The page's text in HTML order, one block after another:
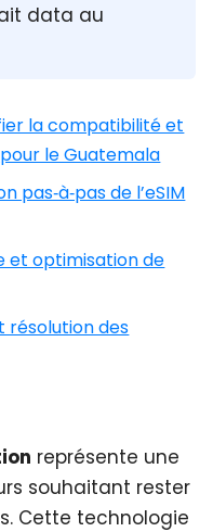
data au
la compatibilité et
le Guatemala
pas‑à‑pas de l’eSIM
et optimisation de
résolution des
représente une
souhaitant rester
Cette technologie